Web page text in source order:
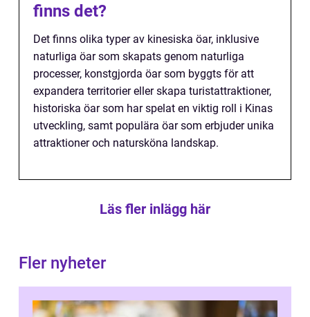
finns det?
Det finns olika typer av kinesiska öar, inklusive
naturliga öar som skapats genom naturliga
processer, konstgjorda öar som byggts för att
expandera territorier eller skapa turistattraktioner,
historiska öar som har spelat en viktig roll i Kinas
utveckling, samt populära öar som erbjuder unika
attraktioner och natursköna landskap.
Läs fler inlägg här
Fler nyheter